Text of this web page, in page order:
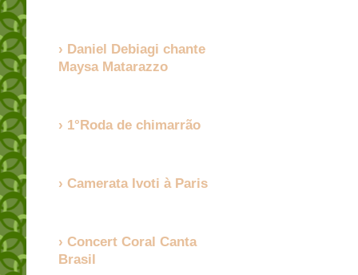
Daniel Debiagi chante
Maysa Matarazzo
1°Roda de chimarrão
Camerata Ivoti à Paris
Concert Coral Canta
Brasil